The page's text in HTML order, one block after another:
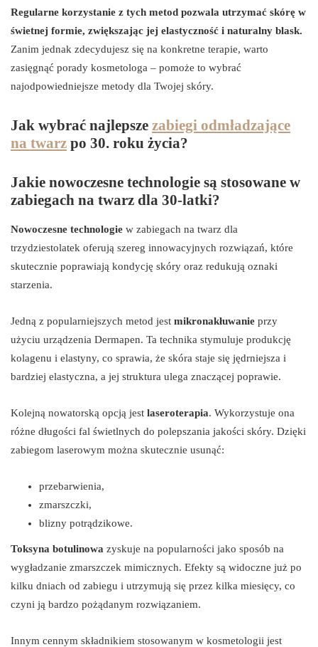
Regularne korzystanie z tych metod pozwala utrzymać skórę w
świetnej formie, zwiększając jej elastyczność i naturalny blask.
Zanim jednak zdecydujesz się na konkretne terapie, warto
zasięgnąć porady kosmetologa – pomoże to wybrać
najodpowiedniejsze metody dla Twojej skóry.
Jak wybrać najlepsze zabiegi odmładzające
na twarz po 30. roku życia?
Jakie nowoczesne technologie są stosowane w
zabiegach na twarz dla 30-latki?
Nowoczesne technologie w zabiegach na twarz dla
trzydziestolatek oferują szereg innowacyjnych rozwiązań, które
skutecznie poprawiają kondycję skóry oraz redukują oznaki
starzenia.
Jedną z popularniejszych metod jest mikronakłuwanie przy
użyciu urządzenia Dermapen. Ta technika stymuluje produkcję
kolagenu i elastyny, co sprawia, że skóra staje się jędrniejsza i
bardziej elastyczna, a jej struktura ulega znaczącej poprawie.
Kolejną nowatorską opcją jest laseroterapia. Wykorzystuje ona
różne długości fal świetlnych do polepszania jakości skóry. Dzięki
zabiegom laserowym można skutecznie usunąć:
przebarwienia,
zmarszczki,
blizny potrądzikowe.
Toksyna botulinowa zyskuje na popularności jako sposób na
wygładzanie zmarszczek mimicznych. Efekty są widoczne już po
kilku dniach od zabiegu i utrzymują się przez kilka miesięcy, co
czyni ją bardzo pożądanym rozwiązaniem.
Innym cennym składnikiem stosowanym w kosmetologii jest